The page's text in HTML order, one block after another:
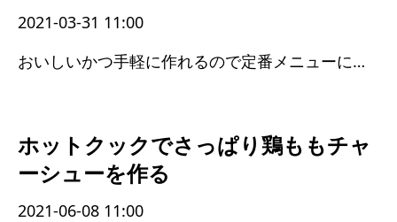
2021-03-31 11:00
おいしいかつ手軽に作れるので定番メニューに加えよう
ホットクックでさっぱり鶏ももチャ
ーシューを作る
2021-06-08 11:00